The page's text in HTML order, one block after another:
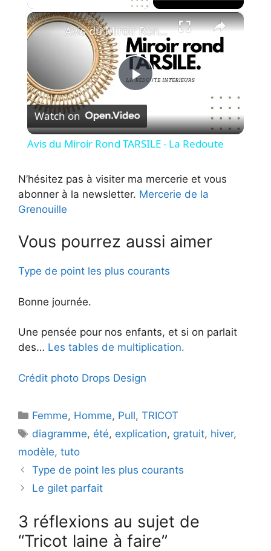
×
P
l
y
V
i
e
o
Avis du Miroir Rond TARSILE - La Redoute
Watch on
Avis du Miroir Rond TARSILE - La Redoute
N’hésitez pas à visiter ma mercerie et vous
abonner à la newsletter. Mercerie de la
Grenouille
Vous pourrez aussi aimer
Type de point les plus courants
Bonne journée.
Une pensée pour nos enfants, et si on parlait
des… Les tables de multiplication.
Crédit photo Drops Design
Catégories
Femme, Homme, Pull,TRICOT
Étiquettes
diagramme, été, explication, gratuit, hiver,
modèle, tuto
Type de point les plus courants
Le gilet parfait
3 réflexions au sujet de
“Tricot laine à faire”